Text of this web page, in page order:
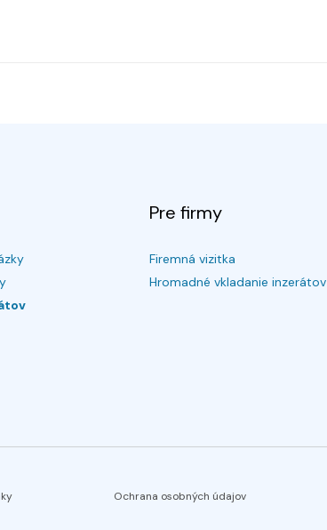
Pre firmy
Firemná vizitka
Hromadné vkladanie inzerátov
Ochrana osobných údajov